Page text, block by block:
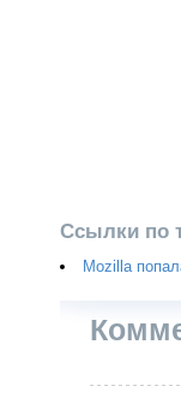
Ссылки по
Mozilla